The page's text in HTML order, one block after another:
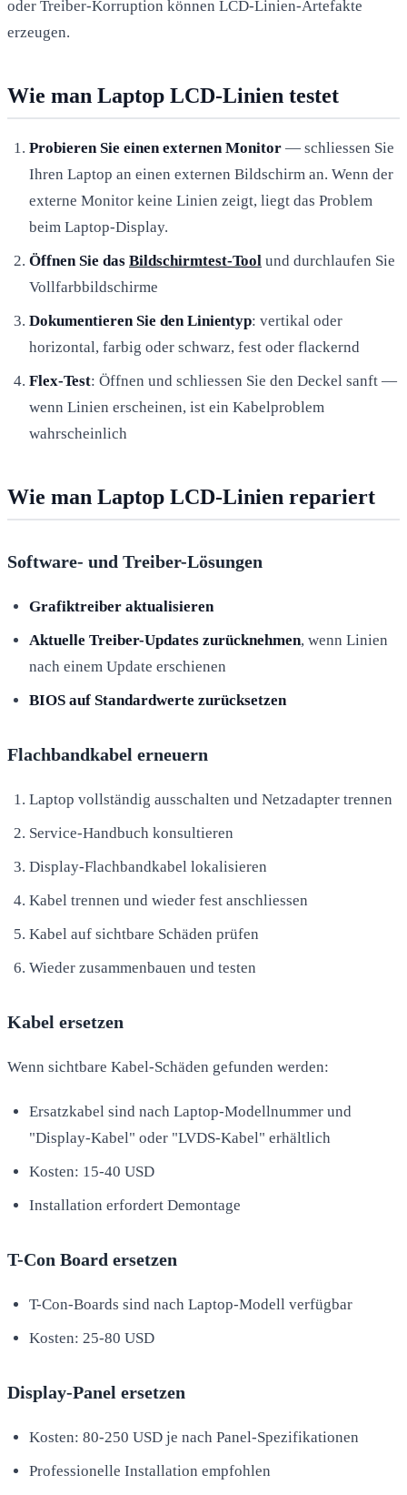
oder Treiber-Korruption können LCD-Linien-Artefakte
erzeugen.
Wie man Laptop LCD-Linien testet
Probieren Sie einen externen Monitor — schliessen Sie
Ihren Laptop an einen externen Bildschirm an. Wenn der
externe Monitor keine Linien zeigt, liegt das Problem
beim Laptop-Display.
Öffnen Sie das Bildschirmtest-Tool und durchlaufen Sie
Vollfarbbildschirme
Dokumentieren Sie den Linientyp: vertikal oder
horizontal, farbig oder schwarz, fest oder flackernd
Flex-Test: Öffnen und schliessen Sie den Deckel sanft —
wenn Linien erscheinen, ist ein Kabelproblem
wahrscheinlich
Wie man Laptop LCD-Linien repariert
Software- und Treiber-Lösungen
Grafiktreiber aktualisieren
Aktuelle Treiber-Updates zurücknehmen, wenn Linien
nach einem Update erschienen
BIOS auf Standardwerte zurücksetzen
Flachbandkabel erneuern
Laptop vollständig ausschalten und Netzadapter trennen
Service-Handbuch konsultieren
Display-Flachbandkabel lokalisieren
Kabel trennen und wieder fest anschliessen
Kabel auf sichtbare Schäden prüfen
Wieder zusammenbauen und testen
Kabel ersetzen
Wenn sichtbare Kabel-Schäden gefunden werden:
Ersatzkabel sind nach Laptop-Modellnummer und
"Display-Kabel" oder "LVDS-Kabel" erhältlich
Kosten: 15-40 USD
Installation erfordert Demontage
T-Con Board ersetzen
T-Con-Boards sind nach Laptop-Modell verfügbar
Kosten: 25-80 USD
Display-Panel ersetzen
Kosten: 80-250 USD je nach Panel-Spezifikationen
Professionelle Installation empfohlen